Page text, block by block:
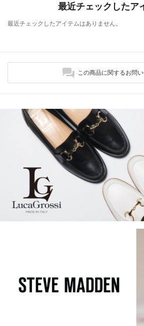
最近チェックしたア
最近チェックしたアイテムはありません。
この商品に関するお問